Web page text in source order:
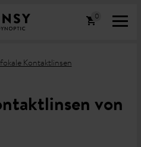
Kontaktlinsen
von